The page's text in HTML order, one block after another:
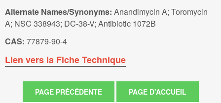
Alternate Names/Synonyms: Anandimycin A; Toromycin
A; NSC 338943; DC-38-V; Antibiotic 1072B
CAS: 77879-90-4
Lien vers la Fiche Technique